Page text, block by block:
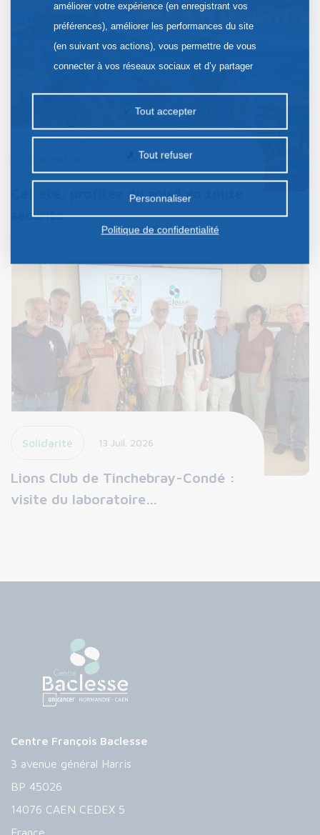
22 Juil. 2026
Cet été, profitez du soleil en toute
sécurité
Solidarité 13 Juil. 2026
Lions Club de Tinchebray-Condé :
visite du laboratoire…
Centre François Baclesse
3 avenue général Harris
BP 45026
14076 CAEN CEDEX 5
France
améliorer votre expérience (en enregistrant vos
préférences), améliorer les performances du site
(en suivant vos actions), vous permettre de vous
connecter à vos réseaux sociaux et d’y partager
la publicité personnalisée sur notre site ou ceux de
nos partenaires. Certains traceurs non classés
préalable.
Tout accepter
Tout refuser
Personnaliser
Politique de confidentialité